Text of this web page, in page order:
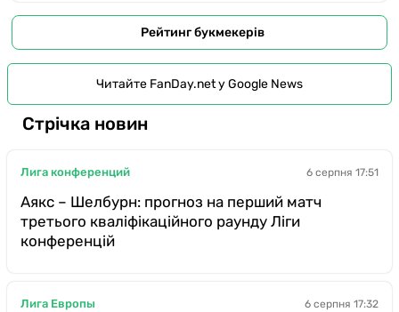
Рейтинг букмекерів
Читайте FanDay.net у Google News
Стрічка новин
Лига конференций 6 серпня 17:51
Аякс – Шелбурн: прогноз на перший матч
третього кваліфікаційного раунду Ліги
конференцій
Лига Европы 6 серпня 17:32